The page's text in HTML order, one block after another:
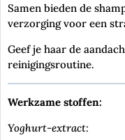
Samen bieden de
verzorging voor een
Geef je haar de
reinigingsroutine.
Werkzame stoffen:
Yoghurt-extract: